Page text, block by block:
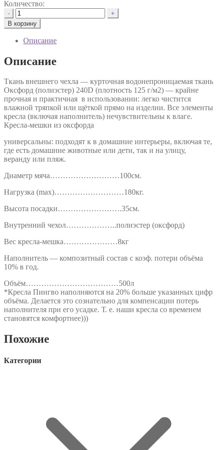
Количество:
-
Количество
товара
Кресло-
мешок
"Футбэг"
"Белый-
+
В корзину
Описание
Описание
Ткань внешнего чехла — курточная водонепроницаемая ткань
Оксфорд (полиэстер) 240D (плотность 125 г/м2) — крайне
прочная и практичная в использовании: легко чистится
влажной тряпкой или щёткой прямо на изделии. Все элементы
кресла (включая наполнитель) нечувствительны к влаге.
Кресла-мешки из оксфорда
универсальны: подходят к в домашние интерьеры, включая те,
где есть домашние животные или дети, так и на улицу,
веранду или пляж.
Диаметр мяча………………………100см.
Нагрузка (max)………………………180кг.
Высота посадки…………………….35см.
Внутренний чехол………………..полиэстер (оксфорд)
Вес кресла-мешка…………………8кг
Наполнитель — композитный состав с коэф. потери объёма
10% в год.
Объём………………………………500л
*Кресла Пингво наполняются на 20% больше указанных цифр
объёма. Делается это сознательно для компенсации потерь
наполнителя при его усадке. Т. е. наши кресла со временем
становятся комфортнее)))
Похожие
Категории